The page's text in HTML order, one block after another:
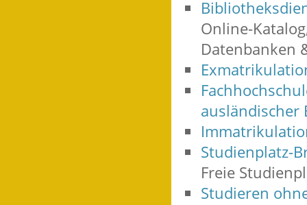
Online-
Datenbanken
ausländischer
Studienplatz-
Freie
Studieren